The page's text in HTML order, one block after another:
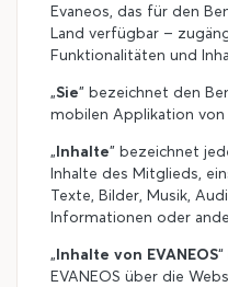
Evaneos, das für den
Land verfügbar –
Funktionalitäten und
„Sie" bezeichnet den
mobilen Applikation von
„Inhalte" bezeichnet
Inhalte des Mitglieds,
Texte, Bilder, Musik,
Informationen oder
„Inhalte von EVANEOS
EVANEOS über die